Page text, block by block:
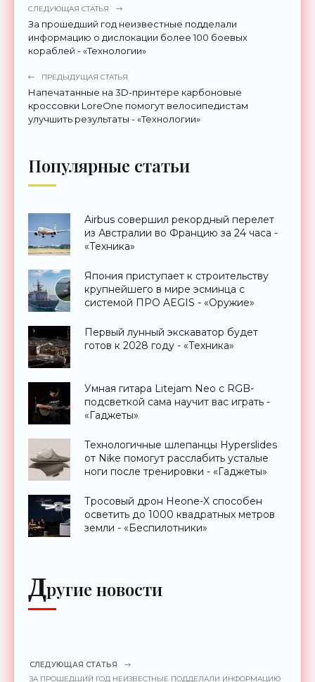
СЛЕДУЮЩАЯ СТАТЬЯ
За прошедший год неизвестные подделали
информацию о дислокации более 100 боевых
кораблей - «Технологии»
ПРЕДЫДУЩАЯ СТАТЬЯ
Напечатанные на 3D-принтере карбоновые
кроссовки LoreOne помогут велосипедистам
улучшить результаты - «Технологии»
Популярные статьи
Airbus совершил рекордный перелет
из Австралии во Францию за 24 часа -
«Техника»
Япония приступает к строительству
крупнейшего в мире эсминца с
системой ПРО AEGIS - «Оружие»
Первый лунный экскаватор будет
готов к 2028 году - «Техника»
Умная гитара Litejam Neo с RGB-
подсветкой сама научит вас играть -
«Гаджеты»
Технологичные шлепанцы Hyperslides
от Nike помогут расслабить усталые
ноги после тренировки - «Гаджеты»
Тросовый дрон Heone-X способен
осветить до 1000 квадратных метров
земли - «Беспилотники»
Другие новости
СЛЕДУЮЩАЯ СТАТЬЯ
ЗА ПРОШЕДШИЙ ГОД НЕИЗВЕСТНЫЕ ПОДДЕЛАЛИ ИНФОРМАЦИЮ